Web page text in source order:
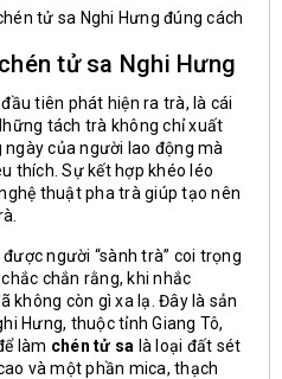
tử sa Nghi Hưng đúng cách
tử sa Nghi Hưng
tiên phát hiện ra trà, là cái
tách trà không chỉ xuất
của người lao động mà
thích. Sự kết hợp khéo léo
thuật pha trà giúp tạo nên
người “sành trà” coi trọng
chắn rằng, khi nhắc
không còn gì xa lạ. Đây là sản
Hưng, thuộc tỉnh Giang Tô,
làm chén tử sa là loại đất sét
và một phần mica, thạch